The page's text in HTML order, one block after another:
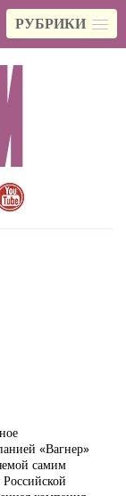
РУБРИКИ
«Вагнер»
самим